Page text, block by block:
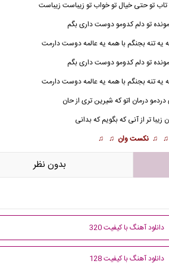
تو حتی خیال تو خواب تو زیباست زیباست
تو دلم کدومو دوست داری بگم
تنه بجنگم با همه یه عالمه دوست دارمت
تو دلم کدومو دوست داری بگم
تنه بجنگم با همه یه عالمه دوست دارمت
درمان اتو که شیرین تری از حان
تر از آنی که بگویم که بدانی
♫ ♫ نکست وان ♫ ♫
بدون نظر
دانلود آهنگ با کیفیت 320
دانلود آهنگ با کیفیت 128